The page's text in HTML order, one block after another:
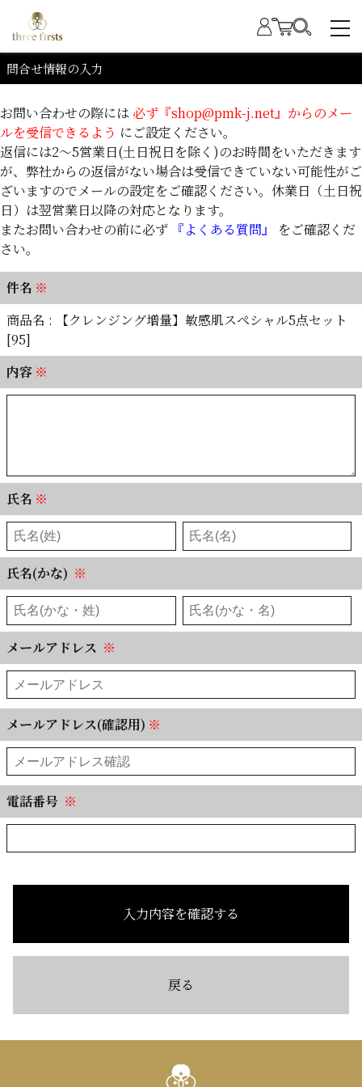
問合せ情報の入力
お問い合わせの際には 必ず『shop@pmk-j.net』からのメー
ルを受信できるよう にご設定ください。
返信には2～5営業日(土日祝日を除く)のお時間をいただきます
が、弊社からの返信がない場合は受信できていない可能性がご
ざいますのでメールの設定をご確認ください。休業日（土日祝
日）は翌営業日以降の対応となります。
またお問い合わせの前に必ず 『よくある質問』
をご確認くだ
さい。
件名 ※
商品名 : 【クレンジング増量】敏感肌スペシャル5点セット
[95]
内容 ※
氏名 ※
氏名(かな) ※
メールアドレス ※
メールアドレス(確認用) ※
電話番号 ※
入力内容を確認する
戻る